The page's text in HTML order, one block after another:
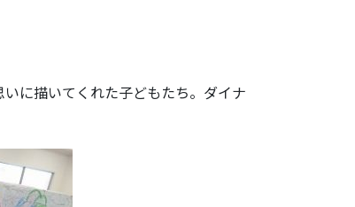
に描いてくれた子どもたち。ダイナ